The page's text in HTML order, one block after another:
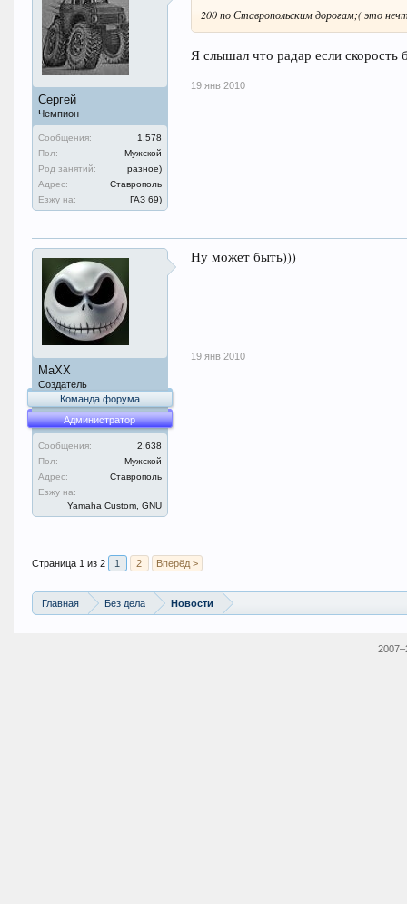
Сергей
Чемпион
Сообщения:
1.578
Пол:
Мужской
Род занятий:
разное)
Адрес:
Ставрополь
Езжу на:
ГАЗ 69)
200 по Ставропольским дорогам;( это
Я слышал что радар если скорость
19 янв 2010
MaXX
Создатель
Команда форума
Администратор
Сообщения:
2.638
Пол:
Мужской
Адрес:
Ставрополь
Езжу на:
Yamaha Custom, GNU
Ну может быть)))
19 янв 2010
Страница 1 из 2 1 2 Вперёд >
Главная Без дела Новости
2007–